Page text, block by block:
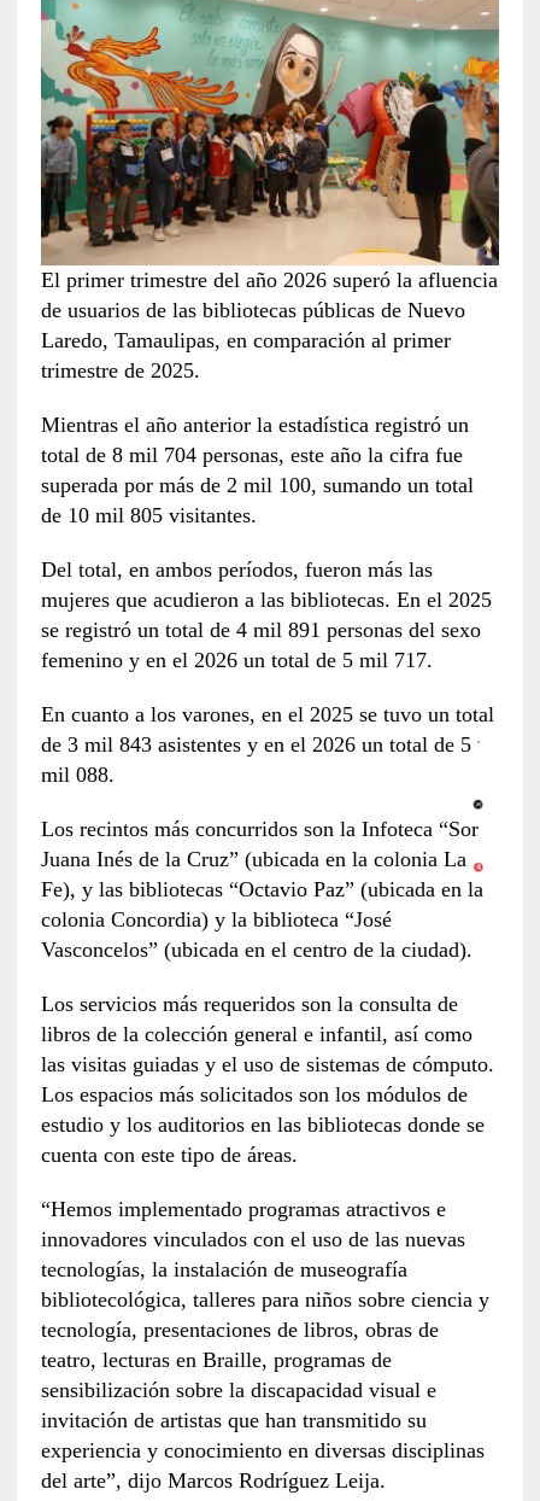
El primer trimestre del año 2026 superó la afluencia
de usuarios de las bibliotecas públicas de Nuevo
Laredo, Tamaulipas, en comparación al primer
trimestre de 2025.
Mientras el año anterior la estadística registró un
total de 8 mil 704 personas, este año la cifra fue
superada por más de 2 mil 100, sumando un total
de 10 mil 805 visitantes.
Del total, en ambos períodos, fueron más las
mujeres que acudieron a las bibliotecas. En el 2025
se registró un total de 4 mil 891 personas del sexo
femenino y en el 2026 un total de 5 mil 717.
En cuanto a los varones, en el 2025 se tuvo un total
de 3 mil 843 asistentes y en el 2026 un total de 5
mil 088.
Los recintos más concurridos son la Infoteca “Sor
Juana Inés de la Cruz” (ubicada en la colonia La
Fe), y las bibliotecas “Octavio Paz” (ubicada en la
colonia Concordia) y la biblioteca “José
Vasconcelos” (ubicada en el centro de la ciudad).
Los servicios más requeridos son la consulta de
libros de la colección general e infantil, así como
las visitas guiadas y el uso de sistemas de cómputo.
Los espacios más solicitados son los módulos de
estudio y los auditorios en las bibliotecas donde se
cuenta con este tipo de áreas.
“Hemos implementado programas atractivos e
innovadores vinculados con el uso de las nuevas
tecnologías, la instalación de museografía
bibliotecológica, talleres para niños sobre ciencia y
tecnología, presentaciones de libros, obras de
teatro, lecturas en Braille, programas de
sensibilización sobre la discapacidad visual e
invitación de artistas que han transmitido su
experiencia y conocimiento en diversas disciplinas
del arte”, dijo Marcos Rodríguez Leija.